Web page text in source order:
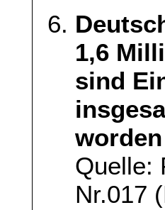
1,6
sind
worden
Quelle:
Nr.017